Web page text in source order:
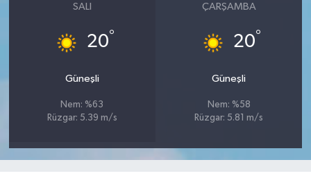
SALI
20°
Güneşli
Nem: %63
Rüzgar: 5.39 m/s
ÇARŞAMBA
20°
Güneşli
Nem: %58
Rüzgar: 5.81 m/s